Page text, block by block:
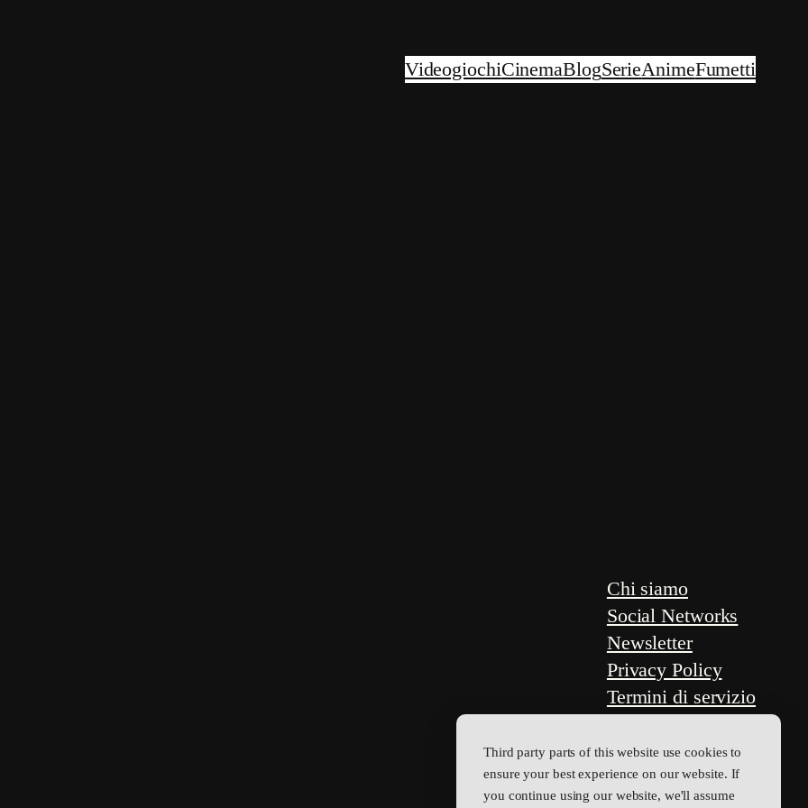
VideogiochiCinemaBlogSerieAnimeFumetti
Chi siamo
Social Networks
Newsletter
Privacy Policy
Termini di servizio
Third party parts of this website use cookies to
ensure your best experience on our website. If
you continue using our website, we'll assume